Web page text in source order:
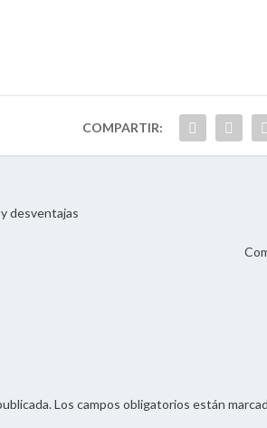
desventajas
Los campos obligatorios están